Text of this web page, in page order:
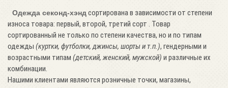
Одежда секонд-хэндсортирована в зависимости от степени
износа товара: первый, второй, третий сорт . Товар
сортированный не только по степени качества, но и по типам
одежды (куртки, футболки, джинсы, шорты и т.п.), гендерными и
возрастными типам (детский, женский, мужской) и различные их
комбинации.
Нашими клиентами являются розничные точки, магазины,